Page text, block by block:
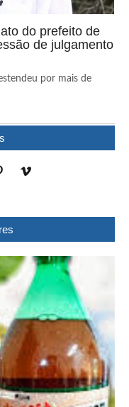
do prefeito de
de julgamento
por mais de